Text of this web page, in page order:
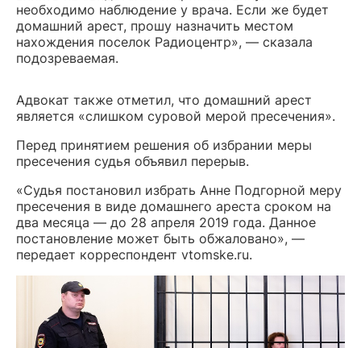
необходимо наблюдение у врача. Если же будет
домашний арест, прошу назначить местом
нахождения поселок Радиоцентр», — сказала
подозреваемая.
Адвокат также отметил, что домашний арест
является «слишком суровой мерой пресечения».
Перед принятием решения об избрании меры
пресечения судья объявил перерыв.
«Судья постановил избрать Анне Подгорной меру
пресечения в виде домашнего ареста сроком на
два месяца — до 28 апреля 2019 года. Данное
постановление может быть обжаловано», —
передает корреспондент vtomske.ru.